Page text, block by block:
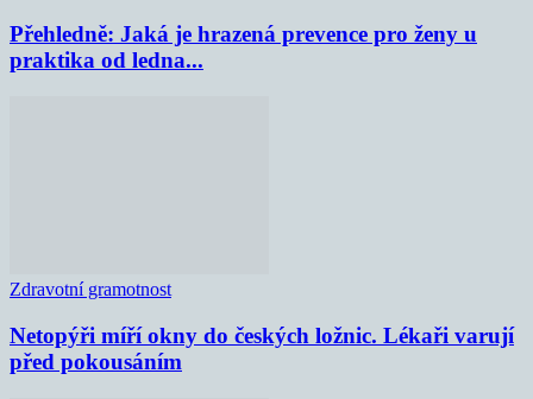
Přehledně: Jaká je hrazená prevence pro ženy u
praktika od ledna...
Zdravotní gramotnost
Netopýři míří okny do českých ložnic. Lékaři varují
před pokousáním